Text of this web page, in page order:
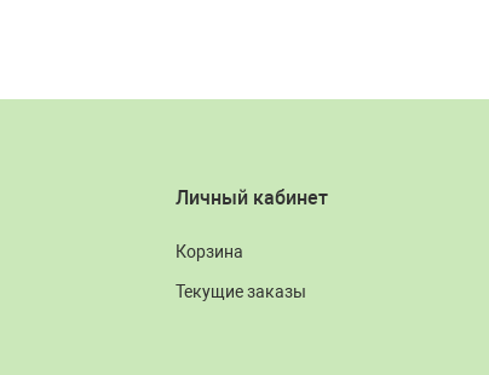
Личный кабинет
Корзина
Текущие заказы